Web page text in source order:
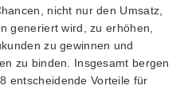
nicht nur den Umsatz,
generiert wird, zu erhöhen,
zu gewinnen und
zu binden. Insgesamt bergen
entscheidende Vorteile für